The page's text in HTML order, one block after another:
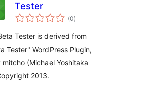
Tester
(0celkové
hodnocení
)
Tester is derived from
Tester" WordPress Plugin,
(Michael Yoshitaka
2013.